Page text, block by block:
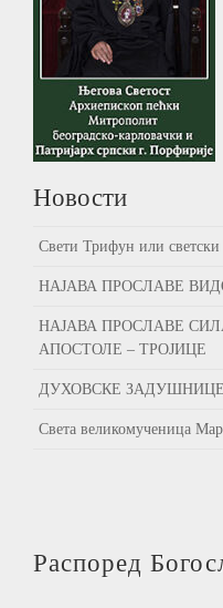
Новости
Свети Трифун или светски
НАЈАВА ПРОСЛАВЕ
НАЈАВА ПРОСЛАВЕ
АПОСТОЛЕ – ТРОЈИЦЕ
ДУХОВСКЕ ЗАДУШНИЦЕ
Света великомученица
Распоред